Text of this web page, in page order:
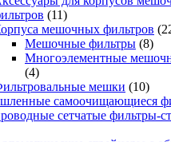
(11)
мешочных фильтров
Мешочные фильтры (8)
Многоэлементные
(4)
мешки (10)
самоочищающиеся
сетчатые фильтры-